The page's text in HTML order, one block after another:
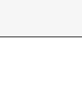
à